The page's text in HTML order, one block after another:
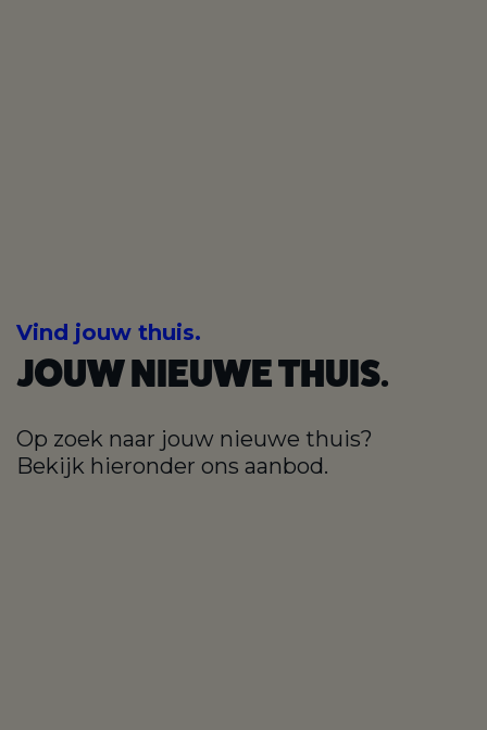
Vind jouw thuis.
JOUW NIEUWE THUIS.
Op zoek naar jouw nieuwe thuis?
Bekijk hieronder ons aanbod.